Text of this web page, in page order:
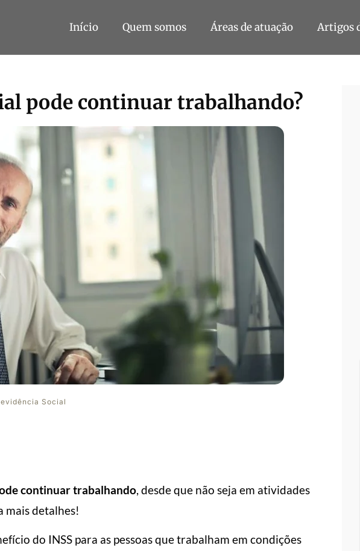
Início Quem somos Áreas de atuação Artigos
pode continuar trabalhando?
Social
continuar trabalhando, desde que não seja em atividades
mais detalhes!
do INSS para as pessoas que trabalham em condições